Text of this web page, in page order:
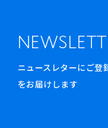
ニュースレターにご登
をお届けします